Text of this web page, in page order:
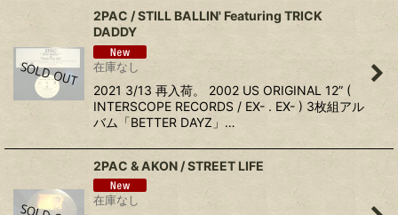
2PAC / STILL BALLIN' Featuring TRICK
DADDY
在庫なし
2021 3/13 再入荷。 2002 US ORIGINAL 12” (
INTERSCOPE RECORDS / EX- . EX- ) 3枚組アル
バム「BETTER DAYZ」…
2PAC & AKON / STREET LIFE
在庫なし